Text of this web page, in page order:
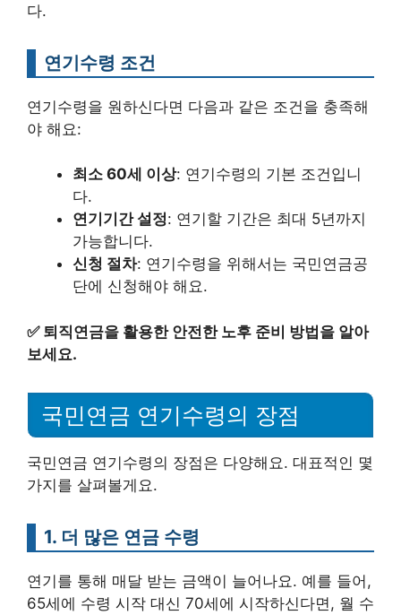
다.
연기수령 조건
연기수령을 원하신다면 다음과 같은 조건을 충족해
야 해요:
최소 60세 이상: 연기수령의 기본 조건입니
다.
연기기간 설정: 연기할 기간은 최대 5년까지
가능합니다.
신청 절차: 연기수령을 위해서는 국민연금공
단에 신청해야 해요.
✅ 퇴직연금을 활용한 안전한 노후 준비 방법을 알아
보세요.
국민연금 연기수령의 장점
국민연금 연기수령의 장점은 다양해요. 대표적인 몇
가지를 살펴볼게요.
1. 더 많은 연금 수령
연기를 통해 매달 받는 금액이 늘어나요. 예를 들어,
65세에 수령 시작 대신 70세에 시작하신다면, 월 수